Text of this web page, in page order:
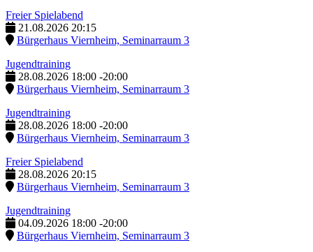
Freier Spielabend
21.08.2026 20:15
Bürgerhaus Viernheim, Seminarraum 3
Jugendtraining
28.08.2026 18:00 -20:00
Bürgerhaus Viernheim, Seminarraum 3
Jugendtraining
28.08.2026 18:00 -20:00
Bürgerhaus Viernheim, Seminarraum 3
Freier Spielabend
28.08.2026 20:15
Bürgerhaus Viernheim, Seminarraum 3
Jugendtraining
04.09.2026 18:00 -20:00
Bürgerhaus Viernheim, Seminarraum 3